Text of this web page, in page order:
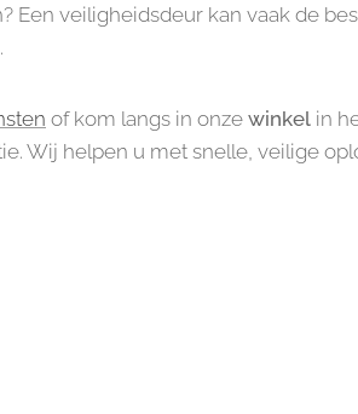
Een veiligheidsdeur kan vaak de
of kom langs in onze winkel in
Wij helpen u met snelle, veilige